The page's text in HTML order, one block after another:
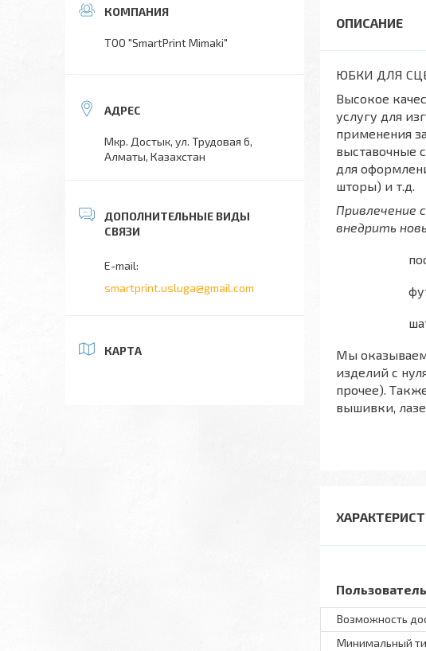
ЮБКИ ДЛЯ
Высокое
услугу для
применения
выставочные
для
шторы) и т.д.
Привлечение
внедрить
Мы
изделий с
прочее).
вышивки,
Возможность
Минимальный
ТОО "SmartPrint Mimaki"
Мкр. Достык, ул. Трудовая 6,
Алматы, Казахстан
smartprint.usluga@gmail.com
КАРТА